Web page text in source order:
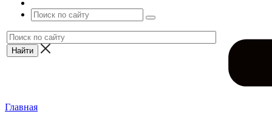
Главная